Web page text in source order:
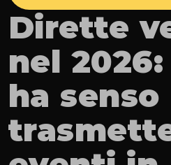
Dirette
nel
ha senso